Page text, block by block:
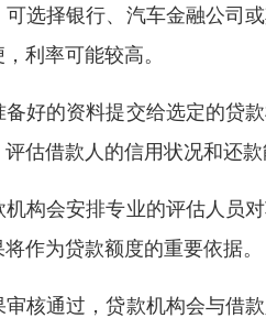
选择银行、汽车金融公司
利率可能较高。
好的资料提交给选定的贷
估借款人的信用状况和还款
构会安排专业的评估人员
作为贷款额度的重要依据。
核通过，贷款机构会与借